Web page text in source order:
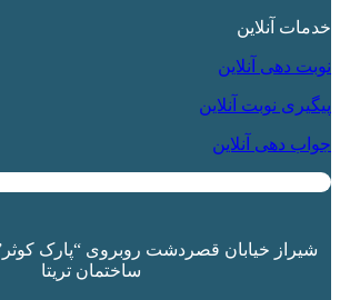
خدمات آنلاین
نوبت دهی آنلاین
پیگیری نوبت آنلاین
جواب دهی آنلاین
شیراز خیابان قصردشت روبروی “پارک کوثر
ساختمان تریتا